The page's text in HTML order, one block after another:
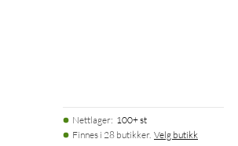
Nettlager: 100+ st
Finnes i 28 butikker. Velg butikk